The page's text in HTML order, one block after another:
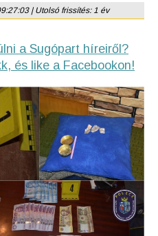
| Utolsó frissítés: 1 év
a Sugópart híreiről?
és like a Facebookon!